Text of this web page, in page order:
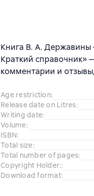
Книга В. А. Державины
Краткий справочник»
комментарии и
Age restriction:
Release date on Litres:
Writing date:
Volume:
ISBN:
Total size:
Total number of pages:
Copyright Holder::
Download format: